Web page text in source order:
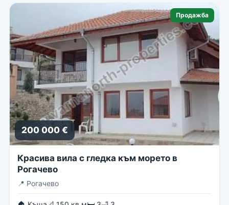
Продажба
200 000 €
Красива вила с гледка към морето в
Рогачево
📍 Рогачево